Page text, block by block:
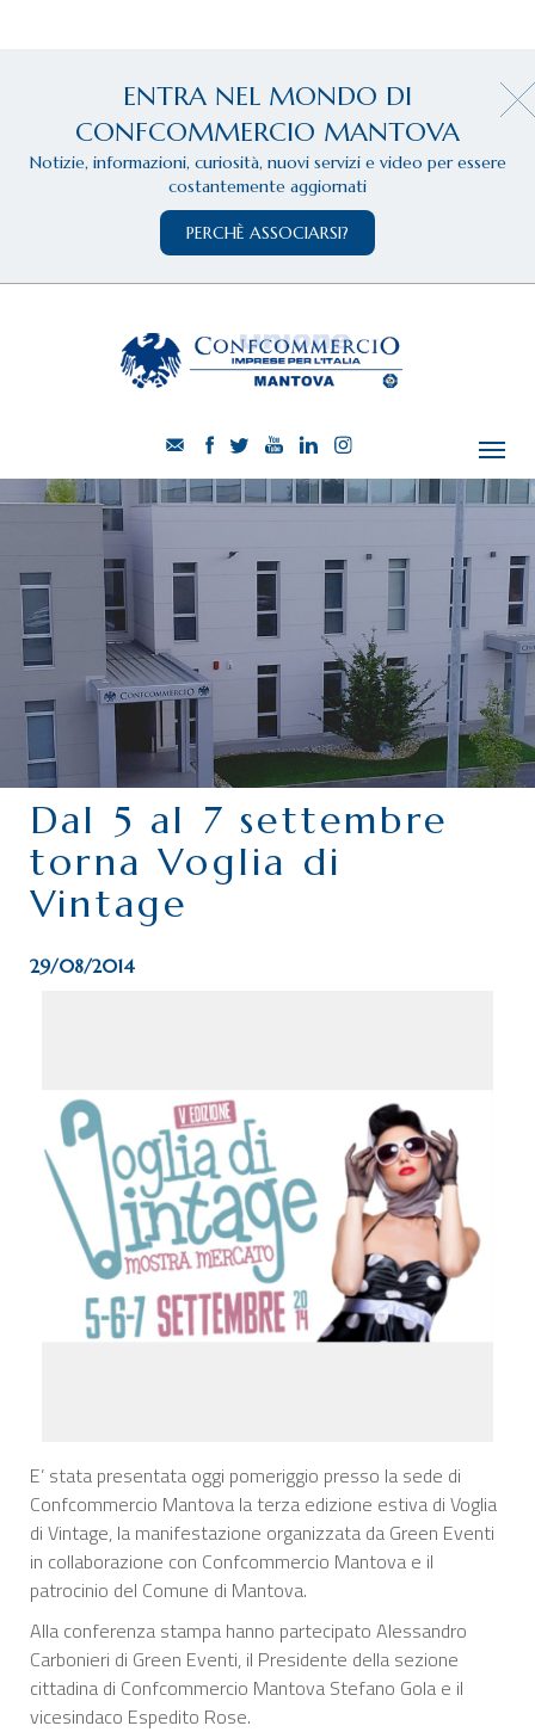
ENTRA NEL MONDO DI
CONFCOMMERCIO MANTOVA
Notizie, informazioni, curiosità, nuovi servizi e video per essere
costantemente aggiornati
PERCHÈ ASSOCIARSI?
CHI SIAMO
SERVIZI
CATEGORIE
DELEGAZIONI
ATTIVITÀ STORICHE
PERIODICO
PERCHÉ ASSOCIARSI?
DOVE SIAMO
CONTATTI
Dal 5 al 7 settembre
torna Voglia di
Vintage
29/08/2014
E’ stata presentata oggi pomeriggio presso la sede di
Confcommercio Mantova la terza edizione estiva di Voglia
di Vintage, la manifestazione organizzata da Green Eventi
in collaborazione con Confcommercio Mantova e il
patrocinio del Comune di Mantova.
Alla conferenza stampa hanno partecipato Alessandro
Carbonieri di Green Eventi, il Presidente della sezione
cittadina di Confcommercio Mantova Stefano Gola e il
vicesindaco Espedito Rose.